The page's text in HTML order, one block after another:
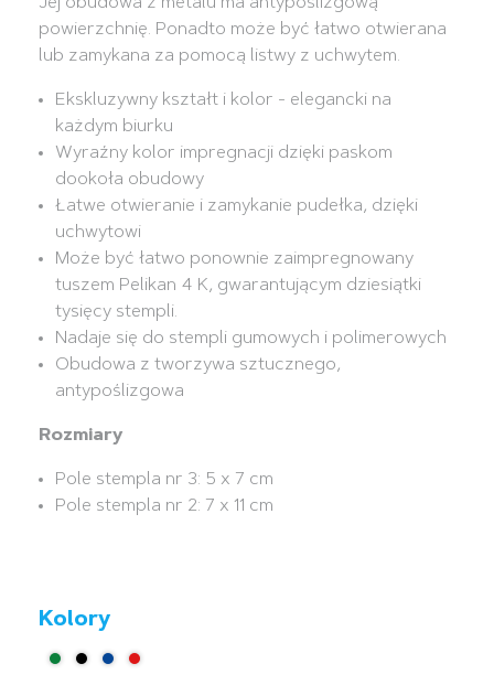
powierzchnię. Ponadto może być łatwo otwierana
lub zamykana za pomocą listwy z uchwytem.
Ekskluzywny kształt i kolor - elegancki na
każdym biurku
Wyraźny kolor impregnacji dzięki paskom
dookoła obudowy
Łatwe otwieranie i zamykanie pudełka, dzięki
uchwytowi
Może być łatwo ponownie zaimpregnowany
tuszem Pelikan 4 K, gwarantującym dziesiątki
tysięcy stempli.
Nadaje się do stempli gumowych i polimerowych
Obudowa z tworzywa sztucznego,
antypoślizgowa
Rozmiary
Pole stempla nr 3: 5 x 7 cm
Pole stempla nr 2: 7 x 11 cm
Kolory